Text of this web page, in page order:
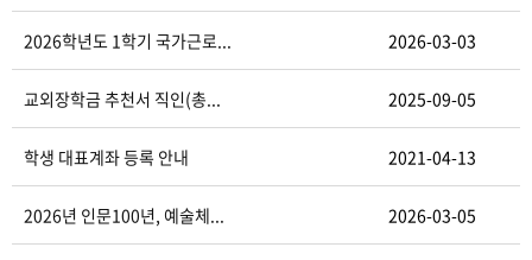
2026학년도 1학기 국가근로... 2026-03-03
교외장학금 추천서 직인(총... 2025-09-05
학생 대표계좌 등록 안내 2021-04-13
2026년 인문100년, 예술체... 2026-03-05